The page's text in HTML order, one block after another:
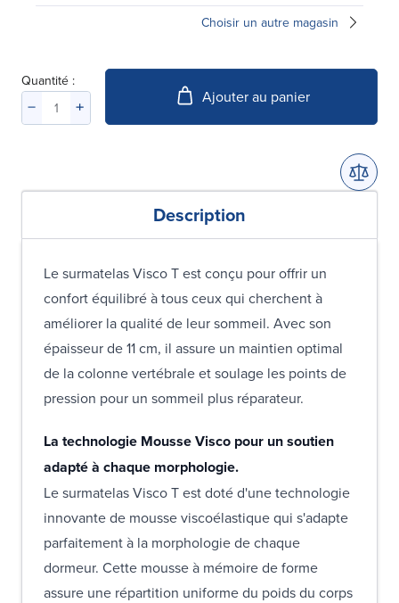
Choisir un autre magasin
Quantité :
Ajouter au panier
Description
Le surmatelas Visco T est conçu pour offrir un
confort équilibré à tous ceux qui cherchent à
améliorer la qualité de leur sommeil. Avec son
épaisseur de 11 cm, il assure un maintien optimal
de la colonne vertébrale et soulage les points de
pression pour un sommeil plus réparateur.
La technologie Mousse Visco pour un soutien
adapté à chaque morphologie.
Le surmatelas Visco T est doté d'une technologie
innovante de mousse viscoélastique qui s'adapte
parfaitement à la morphologie de chaque
dormeur. Cette mousse à mémoire de forme
assure une répartition uniforme du poids du corps